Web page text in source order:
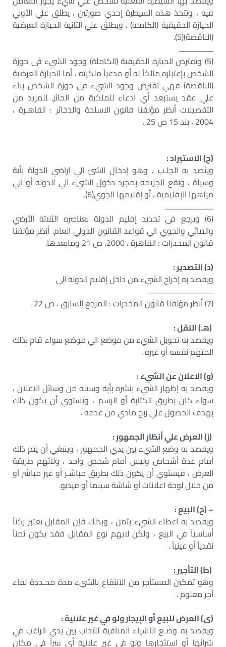
فيه ، وتتخذ هذه السيطرة إحدي صورتين ، يطلق علي الأولي
الحيازة الحقيقية (الكاملة) ، ويطلق علي الثانية الحيازة العرضية
(الناقصة)(5).
ـــــــــــــــــ
(5) وتفترض الحيازة الحقيقية (الكاملة) وجود الشيء فى حوزة
الشخص بإعتباره مالكاً له أو مدعياً ملكيته ، أما الحيازة العرضية
(الناقصة) فهي تفترض وجود الشيء فى حوزة الشخص بناء
علي عقد يستبعد أي ادعاء للملكية من الحائز. للمزيد من
التفصيلات أنظر مؤلفنا قانون الاسلحة والذخائر : القاهـرة ،
2004 ، بند 15 ص 25 .
(ج) الاستيراد :
ويثصد به الجلـب ، وهو إدخال الشئ الي اراضي الدولة بأية
وسيلة ، وتقع الجريمة بمجرد دخول الشيء الي الدولة أو الي
مياهها الإقليمية ، أو إقليمها الجوي(6).
ــــــــــــــــــــــــ
(6) ويرجع فى تحديد إقليم الدولة بعناصره الثلاثة الأرضي
والمائي والجوي الي قواعد القانون الدولي العام. أنظر مؤلفنا
قانون المخدرات : القاهرة ، 2000، ص 21 ومابعدها.
(د) التصدير :
ويقصد به إخراج الشيء من داخل إقليم الدولة الي
ــــــــــــــــــــــــــــــــ
(7) أنظر مؤلفنا قانون المخدرات : المرجع السابق ، ص 22 .
(هـ) النقل :
ويقصد به تحويل الشيء من موضع الي موضع سواء قام بذلك
المتهم نفسه أو غيره .
(و) الاعلان عن الشيء :
ويقصد به إظهار الشيء بنشره بأية وسيلة من وسائل الاعلان ،
سواء كان بطريق الكتابة أو الرسم ، ويستوي أن يكون ذلك
بهدف الحصول علي ربح مادي من عدمه .
(ز) العرض علي أنظار الجمهور :
ويقصد به وضع الشيء بين يدي الجمهور ، وينبغي أن يتم ذلك
أمام عدة أشخاص وليس أمام شخص واحد ، ولاتهم طريقة
العرض ، فيستوي أن يكون ذلك بطريق مباشـر أو غير مباشر أو
من خلال لوحة اعلانات أو شاشة سينما أو فيديو.
– (ح) البيع :
ويقصد به اعطاء الشيء بثمن ، وبذلك فإن المقابل يعتبر ركناً
أساسياً في البيع ، ولكن لايهم نوع المقابل فقد يكون ثمناً
نقدياً أو عينياً .
(ط) التأجير :
وهو تمكين المستأجر من الانتفاع بالشيء مدة محـددة لقاء
أجر معلوم .
(ى) العرض للبيع أو الإيجار ولو في غير علانية :
ويقصد به وضـع الأشياء المنافية للآداب بين يدي الراغب في
شرائها أو استئجارها ولو في غير علانية أي سراً في مكان